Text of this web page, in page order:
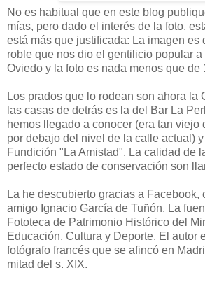
No es habitual que en este blog
mías, pero dado el interés de la foto,
está más que justificada: La imagen es
roble que nos dio el gentilicio popular
Oviedo y la foto es nada menos que de
Los prados que lo rodean son ahora la
las casas de detrás es la del Bar La
hemos llegado a conocer (era tan viejo
por debajo del nivel de la calle actual)
Fundición "La Amistad". La calidad de
perfecto estado de conservación son
La he descubierto gracias a Facebook,
amigo Ignacio García de Tuñón. La
Fototeca de Patrimonio Histórico del
Educación, Cultura y Deporte. El autor
fotógrafo francés que se afincó en
mitad del s. XIX.